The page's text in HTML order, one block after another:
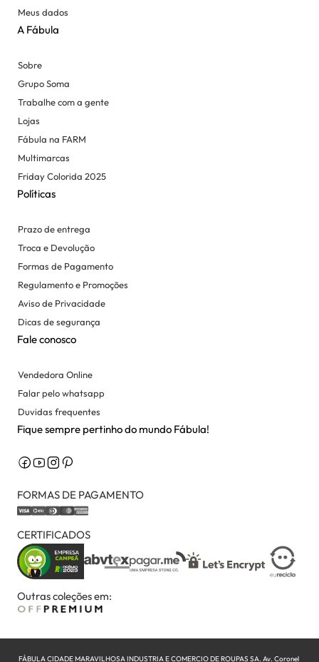
Meus dados
A Fábula
Sobre
Grupo Soma
Trabalhe com a gente
Lojas
Fábula na FARM
Multimarcas
Friday Colorida 2025
Políticas
Prazo de entrega
Troca e Devolução
Formas de Pagamento
Regulamento e Promoções
Aviso de Privacidade
Dicas de segurança
Fale conosco
Vendedora Online
Falar pelo whatsapp
Duvidas frequentes
Fique sempre pertinho do mundo Fábula!
FORMAS DE PAGAMENTO
CERTIFICADOS
Outras coleções em:
FÁBULA CIDADE MARAVILHOSA INDUSTRIA E COMERCIO DE ROUPAS SA. Av. Coronel